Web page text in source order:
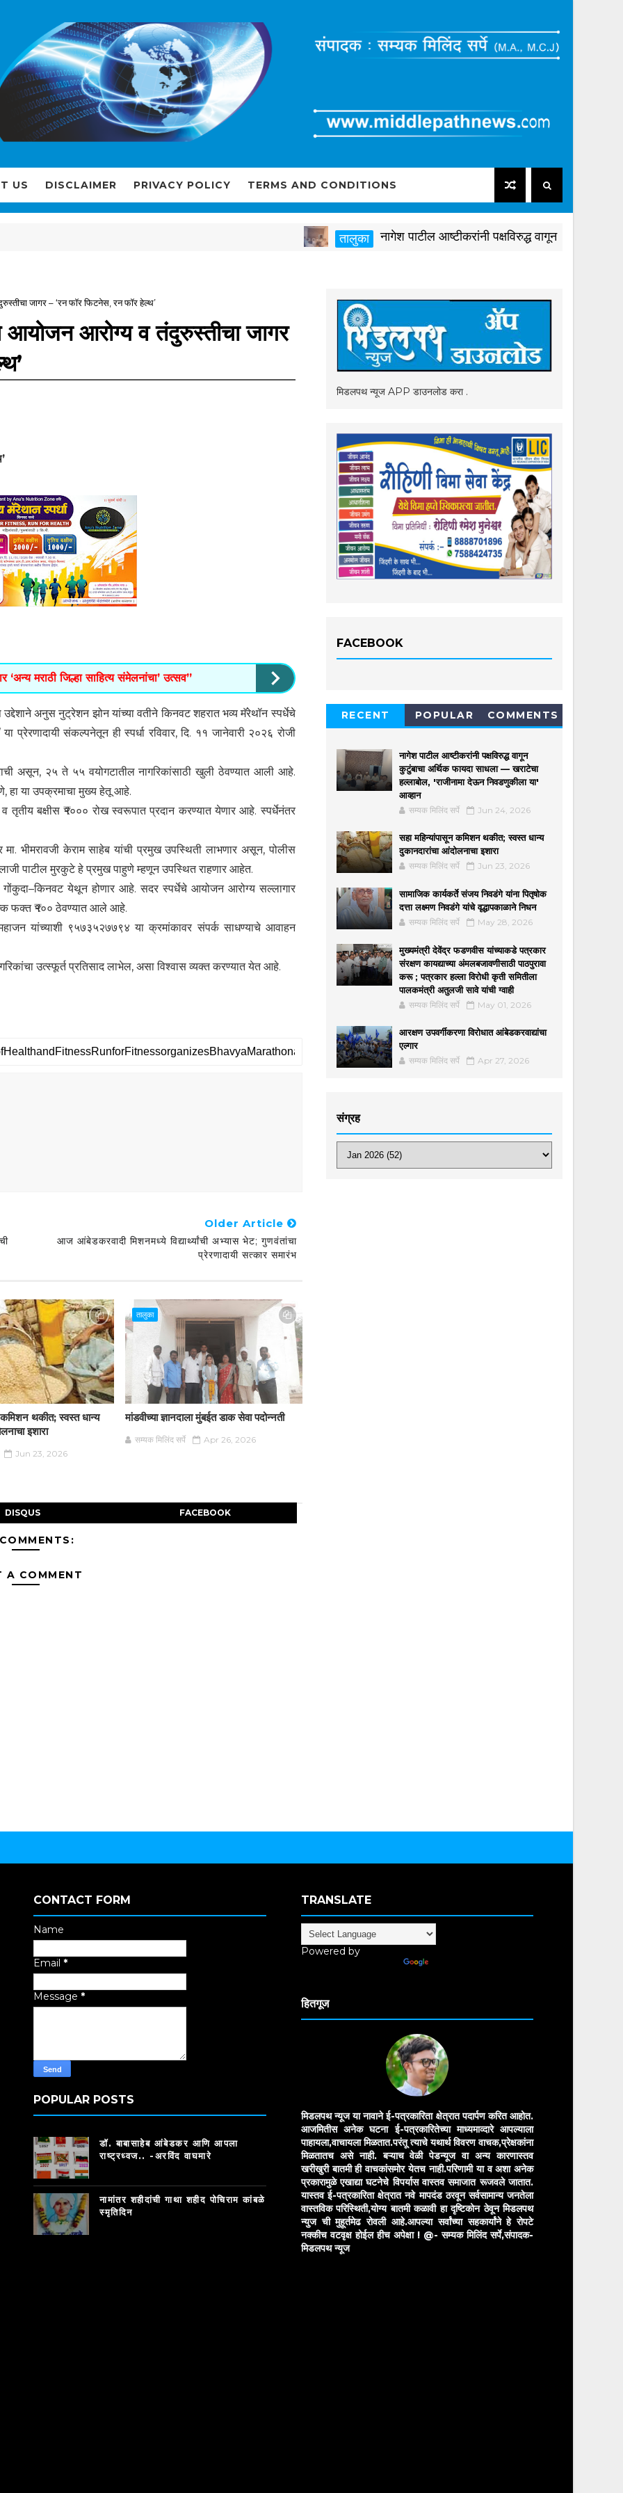
US DISCLAIMER PRIVACY POLICY TERMS AND CONDITIONS
तालुका नागेश पाटील आष्टीकरांनी पक्षविरुद्ध वागून कुटुंबाचा अर्थिक
जागर – ‘रन फॉर फिटनेस, रन फॉर हेल्थ’
आयोजन आरोग्य व तंदुरुस्तीचा जागर
‘अन्य मराठी जिल्हा साहित्य संमेलनांचा’ उत्सव”
अनुस नुट्रेशन झोन यांच्या वतीने किनवट शहरात भव्य मॅरेथॉन स्पर्धेचे
संकल्पनेतून ही स्पर्धा रविवार, दि. ११ जानेवारी २०२६ रोजी
असून, २५ ते ५५ वयोगटातील नागरिकांसाठी खुली ठेवण्यात आली आहे.
हा या उपक्रमाचा मुख्य हेतू आहे.
व तृतीय बक्षीस ₹१००० रोख स्वरूपात प्रदान करण्यात येणार आहे. स्पर्धेनंतर
भीमरावजी केराम साहेब यांची प्रमुख उपस्थिती लाभणार असून, पोलीस
पाटील मुरकुटे हे प्रमुख पाहुणे म्हणून उपस्थित राहणार आहेत.
येथून होणार आहे. सदर स्पर्धेचे आयोजन आरोग्य सल्लागार
फक्त ₹१०० ठेवण्यात आले आहे.
यांच्याशी ९५७३५२७७९४ या क्रमांकावर संपर्क साधण्याचे आवाहन
उत्स्फूर्त प्रतिसाद लाभेल, असा विश्वास व्यक्त करण्यात येत आहे.
Older Article
आज आंबेडकरवादी मिशनमध्ये विद्यार्थ्यांची अभ्यास भेट; गुणवंतांचा
प्रेरणादायी सत्कार समारंभ
कमिशन थकीत; स्वस्त धान्य
इशारा
Jun 23, 2026
तालुका
मांडवीच्या ज्ञानदाला मुंबईत डाक सेवा पदोन्नती
सम्यक मिलिंद सर्पे Apr 26, 2026
DISQUS FACEBOOK
A COMMENT
मिडलपथ न्यूज APP डाउनलोड करा .
FACEBOOK
RECENT POPULAR COMMENTS
नागेश पाटील आष्टीकरांनी पक्षविरुद्ध वागून
कुटुंबाचा अर्थिक फायदा साधला — खराटेचा
हल्लाबोल, 'राजीनामा देऊन निवडणुकीला या'
आव्हान
सम्यक मिलिंद सर्पे Jun 24, 2026
सहा महिन्यांपासून कमिशन थकीत; स्वस्त धान्य
दुकानदारांचा आंदोलनाचा इशारा
सम्यक मिलिंद सर्पे Jun 23, 2026
सामाजिक कार्यकर्ते संजय निवडंगे यांना पितृषोक
दत्ता लक्ष्मण निवडंगे यांचे वृद्धापकाळाने निधन
सम्यक मिलिंद सर्पे May 28, 2026
मुख्यमंत्री देवेंद्र फडणवीस यांच्याकडे पत्रकार
संरक्षण कायद्याच्या अंमलबजावणीसाठी पाठपुरावा
करू ; पत्रकार हल्ला विरोधी कृती समितीला
पालकमंत्री अतुलजी सावे यांची ग्वाही
सम्यक मिलिंद सर्पे May 01, 2026
आरक्षण उपवर्गीकरणा विरोधात आंबेडकरवाद्यांचा
एल्गार
सम्यक मिलिंद सर्पे Apr 27, 2026
संग्रह
CONTACT FORM
Name
Email *
Message *
POPULAR POSTS
डॉ. बाबासाहेब आंबेडकर आणि आपला
राष्ट्रध्वज.. -अरविंद वाघमारे
नामांतर शहीदांची गाथा शहीद पोचिराम कांबळे
स्मृतिदिन
TRANSLATE
Powered by
हितगूज
मिडलपथ न्यूज या नावाने ई-पत्रकारिता क्षेत्रात पदार्पण करित आहोत.
आजमितीस अनेक घटना ई-पत्रकारितेच्या माध्यमाव्दारे आपल्याला
पाहायला,वाचायला मिळतात.परंतू त्याचे यथार्थ विवरण वाचक,प्रेक्षकांना
मिळतातच असे नाही. बऱ्याच वेळी पेडन्यूज वा अन्य कारणास्तव
खरीखुरी बातमी ही वाचकांसमोर येतच नाही.परिणामी या व अशा अनेक
प्रकारामुळे एखाद्या घटनेचे विपर्यास वास्तव समाजात रूजवले जातात.
यास्तव ई-पत्रकारिता क्षेत्रात नवे मापदंड ठरवून सर्वसामान्य जनतेला
वास्तविक परिस्थिती,योग्य बातमी कळावी हा दृष्टिकोन ठेवून मिडलपथ
न्युज ची मुहूर्तमेढ रोवली आहे.आपल्या सर्वांच्या सहकार्यांने हे रोपटे
नक्कीच वटवृक्ष होईल हीच अपेक्षा ! @- सम्यक मिलिंद सर्पे,संपादक-
मिडलपथ न्यूज